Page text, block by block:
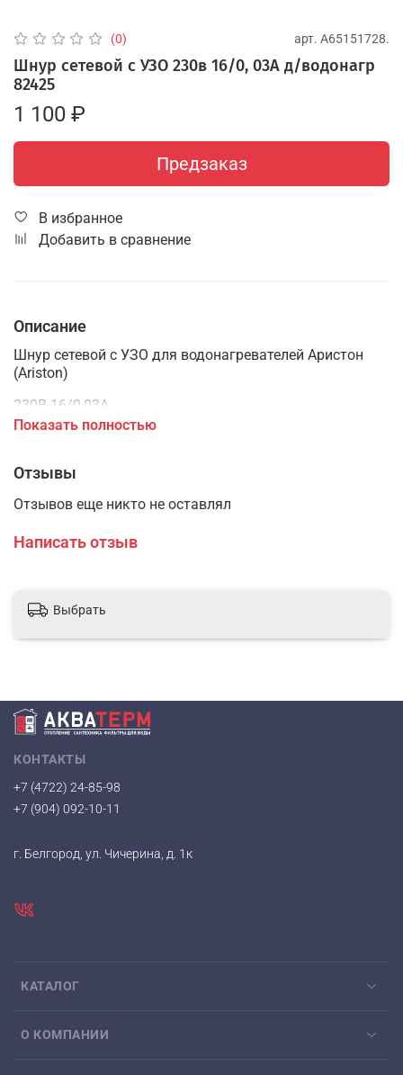
(0) арт. А65151728.
Шнур сетевой с УЗО 230в 16/0, 03А д/водонагр
82425
1 100 ₽
Предзаказ
В избранное
Добавить в сравнение
Описание
Шнур сетевой с УЗО для водонагревателей Аристон
(Ariston)
230В 16/0,03А.
Показать полностью
Отзывы
Отзывов еще никто не оставлял
Написать отзыв
Выбрать
КАТАЛОГ
О КОМПАНИИ
КОНТАКТЫ
+7 (4722) 24-85-98
+7 (904) 092-10-11
г. Белгород, ул. Чичерина, д. 1к